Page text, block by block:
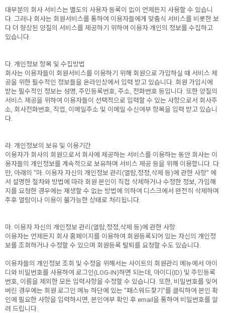
대부분의 회사 서비스는 별도의 사용자 등록이 없이 언제든지 사용할 수 있습니
다. 그러나 회사는 회원서비스를 통하여 이용자들에게 맞춤식 서비스를 비롯한 보
다 더 향상된 양질의 서비스를 제공하기 위하여 이용자 개인의 정보를 수집하고
있습니다.
다. 개인정보 항목 및 수집방법
회사는 이용자들이 회원서비스를 이용하기 위해 회원으로 가입하실 때 서비스 제
공을 위한 필수적인 정보들을 온라인상에서 입력 받고 있습니다. 회원 가입시에
받는 필수적인 정보는 성명, 주민등록번호, 주소, 전화번호 등입니다. 또한 양질의
서비스 제공을 위하여 이용자들이 선택적으로 입력할 수 있는 사항으로서 회사주
소, 회사전화번호, 직업, 이메일주소 및 이메일 수신여부 항목을 입력 받고 있습니
다.
라. 개인정보의 보유 및 이용기간
이용자가 회사의 회원으로서 회사에 제공하는 서비스를 이용하는 동안 회사는 이
용자들의 개인정보를 계속적으로 보유하며 서비스 제공 등을 위해 이용합니다. 다
만, 아래의 "마. 이용자 자신의 개인정보 관리(열람,정정,삭제 등)에 관한 사항" 에
서 설명한 절차와 방법에 따라 회원 본인이 직접 삭제하거나 수정한 정보, 가입해
지를 요청한 경우에는 재생할 수 없는 방법에 의하여 디스크에서 완전히 삭제하며
추후 열람이나 이용이 불가능한 상태로 처리됩니다.
마. 이용자 자신의 개인정보 관리(열람,정정,삭제 등)에 관한 사항
이용자는 언제든지 회사 홈페이지를 이용하여 회원등록되어 있는 자신의 개인정
보를 조회하거나 수정할 수 있으며 회원등록 탈퇴를 요청할 수도 있습니다.
이용자들의 개인정보 조회 및 수정을 위해서는 사이트의 회원관리 메뉴에서 아이
디와 비밀번호를 사용하여 로그인(LOG-IN)하면 되는데, 아이디(ID) 및 주민등록
번호, 이름을 제외한 모든 입력사항을 수정할 수 있습니다. 또한, 비밀번호를 잊어
버린 경우에는 회원 로그인 메뉴 하단에 있는 "패스워드찾기"를 클릭하여 본인 확
인에 필요한 사항을 입력하시면, 본인여부 확인 후 email을 통하여 비밀번호를 알
려 드립니다.